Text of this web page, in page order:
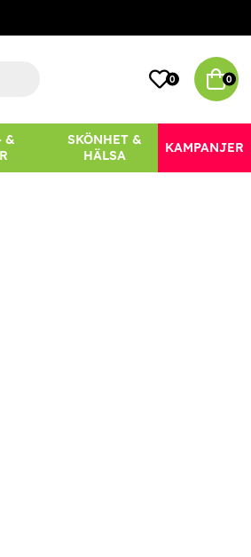
0 0
&
SKÖNHET &
HÄLSA
KAMPANJER